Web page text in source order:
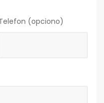
(opciono)